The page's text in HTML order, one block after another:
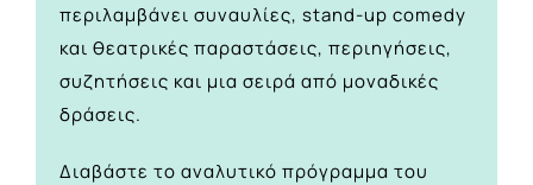
περιλαμβάνει συναυλίες, stand-up comedy
και θεατρικές παραστάσεις, περιηγήσεις,
συζητήσεις και μια σειρά από μοναδικές
δράσεις.
Διαβάστε το αναλυτικό πρόγραμμα του